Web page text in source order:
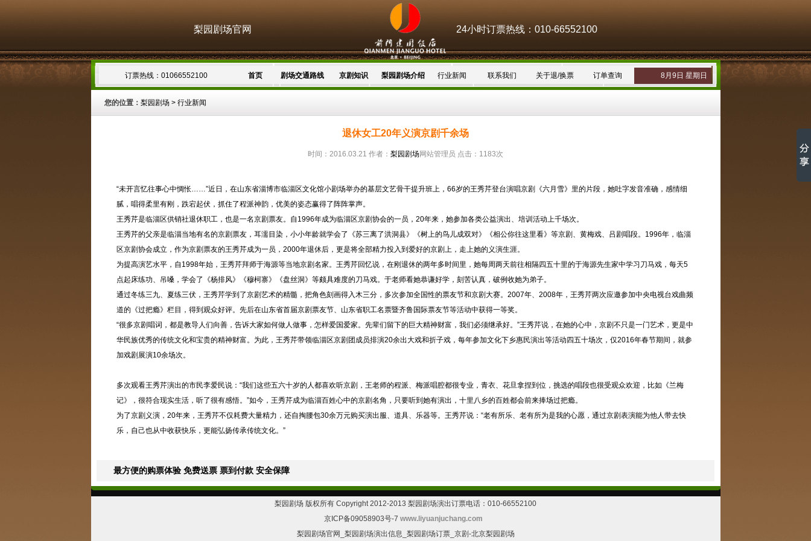
梨园剧场官网 24小时订票热线：010-66552100
订票热线：01066552100 首页 剧场交通路线 京剧知识 梨园剧场介绍 行业新闻 联系我们 关于退/换票 订单查询 8月9日 星期日
您的位置： 梨园剧场> 行业新闻
退休女工20年义演京剧千余场
时间：2016.03.21 作者： 梨园剧场网站管理员 点击：1183次
“未开言忆往事心中惆怅……”近日，在山东省淄博市临淄区文化馆小剧场举办的基层文艺骨干提升班上，66岁的王秀芹登台演唱京剧《六月雪》里的片段，她吐字发音准确，感情细
腻，唱得柔里有刚，跌宕起伏，抓住了程派神韵，优美的姿态赢得了阵阵掌声。
王秀芹是临淄区供销社退休职工，也是一名京剧票友。自1996年成为临淄区京剧协会的一员，20年来，她参加各类公益演出、培训活动上千场次。
王秀芹的父亲是临淄当地有名的京剧票友，耳濡目染，小小年龄就学会了《苏三离了洪洞县》《树上的鸟儿成双对》《相公你往这里看》等京剧、黄梅戏、吕剧唱段。1996年，临淄
区京剧协会成立，作为京剧票友的王秀芹成为一员，2000年退休后，更是将全部精力投入到爱好的京剧上，走上她的义演生涯。
为提高演艺水平，自1998年始，王秀芹拜师于海源等当地京剧名家。王秀芹回忆说，在刚退休的两年多时间里，她每周两天前往相隔四五十里的于海源先生家中学习刀马戏，每天5
点起床练功、吊嗓，学会了《杨排风》《穆柯寨》《盘丝洞》等颇具难度的刀马戏。于老师看她恭谦好学，刻苦认真，破例收她为弟子。
通过冬练三九、夏练三伏，王秀芹学到了京剧艺术的精髓，把角色刻画得入木三分，多次参加全国性的票友节和京剧大赛。2007年、2008年，王秀芹两次应邀参加中央电视台戏曲频
道的《过把瘾》栏目，得到观众好评。先后在山东省首届京剧票友节、山东省职工名票暨齐鲁国际票友节等活动中获得一等奖。
“很多京剧唱词，都是教导人们向善，告诉大家如何做人做事，怎样爱国爱家。先辈们留下的巨大精神财富，我们必须继承好。”王秀芹说，在她的心中，京剧不只是一门艺术，更是中
华民族优秀的传统文化和宝贵的精神财富。为此，王秀芹带领临淄区京剧团成员排演20余出大戏和折子戏，每年参加文化下乡惠民演出等活动四五十场次，仅2016年春节期间，就参
加戏剧展演10余场次。
多次观看王秀芹演出的市民李爱民说：“我们这些五六十岁的人都喜欢听京剧，王老师的程派、梅派唱腔都很专业，青衣、花旦拿捏到位，挑选的唱段也很受观众欢迎，比如《兰梅
记》，很符合现实生活，听了很有感悟。”如今，王秀芹成为临淄百姓心中的京剧名角，只要听到她有演出，十里八乡的百姓都会前来捧场过把瘾。
为了京剧义演，20年来，王秀芹不仅耗费大量精力，还自掏腰包30余万元购买演出服、道具、乐器等。王秀芹说：“老有所乐、老有所为是我的心愿，通过京剧表演能为他人带去快
乐，自己也从中收获快乐，更能弘扬传承传统文化。”
最方便的购票体验 免费送票 票到付款 安全保障
梨园剧场 版权所有 Copyright 2012-2013 梨园剧场演出订票电话：010-66552100
京ICP备09058903号-7 www.liyuanjuchang.com
梨园剧场官网_梨园剧场演出信息_梨园剧场订票_京剧-北京梨园剧场